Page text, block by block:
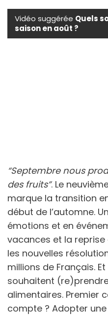
Vidéo suggérée Quels
saison en août ?
“Septembre nous
des fruits”. Le
marque la transition
début de l’automne.
émotions et en
vacances et la reprise
les nouvelles
millions de Français.
souhaitent
alimentaires. Premier
compte ? Adopter